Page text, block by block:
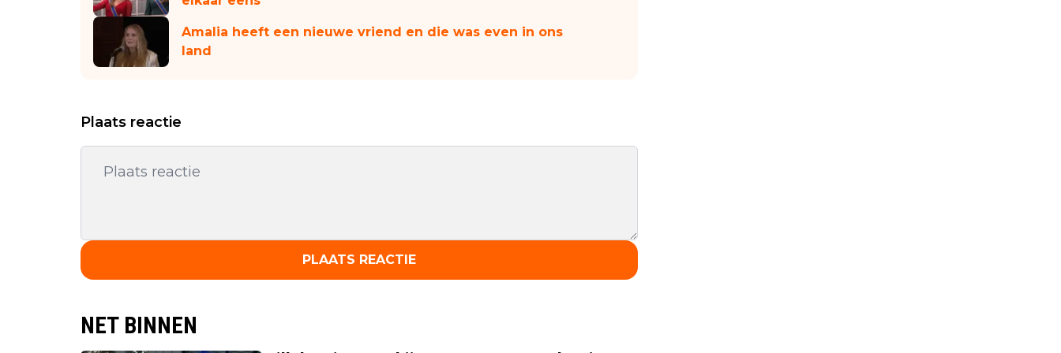
Amalia heeft een nieuwe vriend en die was even in ons
land
Plaats reactie
PLAATS REACTIE
NET BINNEN